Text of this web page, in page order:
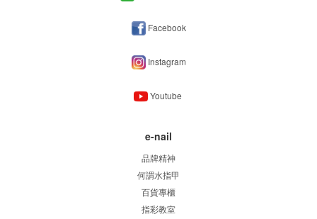
Facebook
Instagram
Youtube
e-nail
品牌精神
何謂水指甲
百貨專櫃
指彩教室